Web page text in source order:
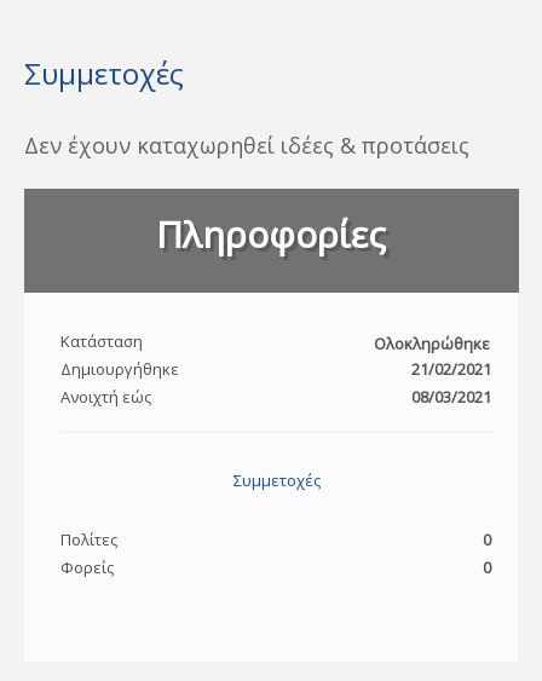
Συμμετοχές
Δεν έχουν καταχωρηθεί ιδέες & προτάσεις
Πληροφορίες
Κατάσταση
Ολοκληρώθηκε
Δημιουργήθηκε
21/02/2021
Ανοιχτή εώς
08/03/2021
Συμμετοχές
Πολίτες
0
Φορείς
0